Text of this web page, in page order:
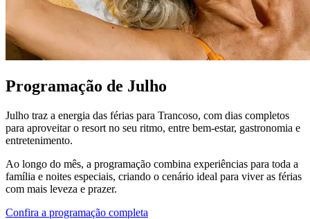
Programação de Julho
Julho traz a energia das férias para Trancoso, com dias completos
para aproveitar o resort no seu ritmo, entre bem-estar, gastronomia e
entretenimento.
Ao longo do mês, a programação combina experiências para toda a
família e noites especiais, criando o cenário ideal para viver as férias
com mais leveza e prazer.
Confira a programação completa